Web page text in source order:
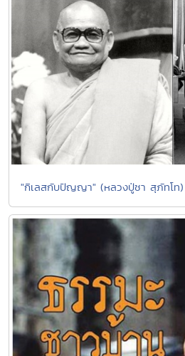
"กิเลสกับปัญญา" (หลวงปู่ชา สุภัทโท)